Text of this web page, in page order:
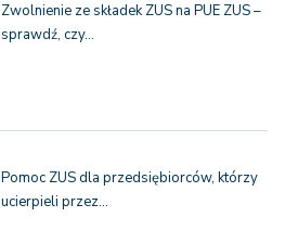
Zwolnienie ze składek ZUS na PUE ZUS –
sprawdź, czy…
Pomoc ZUS dla przedsiębiorców, którzy
ucierpieli przez…